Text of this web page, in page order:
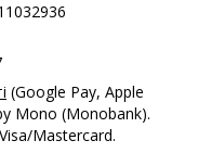
(Google Pay, Apple
Mono (Monobank).
Mastercard.